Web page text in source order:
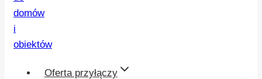
Oferta przyłączy